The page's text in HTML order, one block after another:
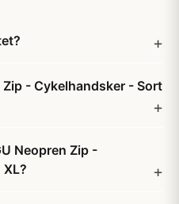
- Cykelhandsker - Sort
Neopren Zip -